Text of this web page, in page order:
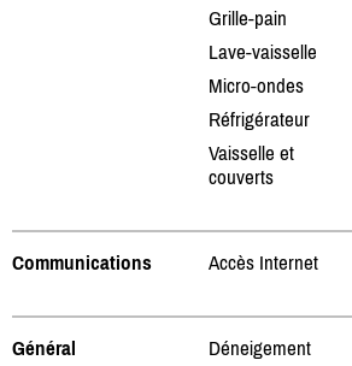
Grille-pain
Lave-vaisselle
Micro-ondes
Réfrigérateur
Vaisselle et
couverts
Communications Accès Internet
Général
Déneigement